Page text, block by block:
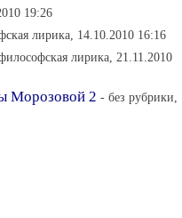
19:26
лирика, 14.10.2010 16:16
лирика, 21.11.2010
Морозовой 2 - без рубрики,